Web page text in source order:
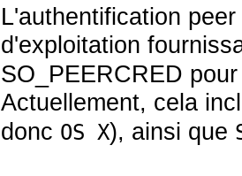
L'authentification
d'exploitation
SO_PEERCRED
Actuellement, cela
donc OS X), ainsi que